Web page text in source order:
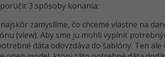
3 spôsoby konania:
zamyslíme, čo chceme vlastne na
(view). Aby sme ju mohli vyplniť
dáta odovzdáva do šablóny. Ten